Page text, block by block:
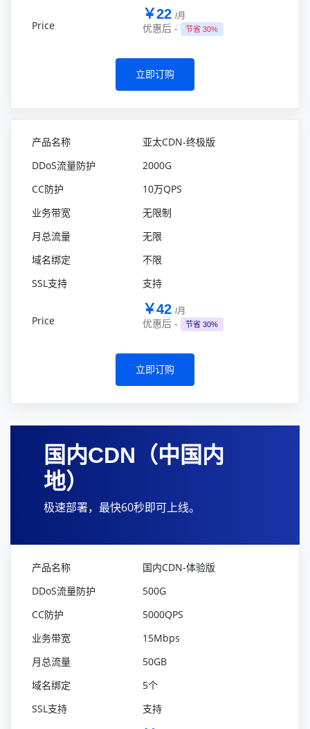
￥22 /月
优惠后 - 节省 30%
立即订购
亚太CDN-终极版
2000G
10万QPS
无限制
无限
不限
支持
￥42 /月
优惠后 - 节省 30%
立即订购
国内CDN（中国内
地）
极速部署，最快60秒即可上线。
国内CDN-体验版
500G
5000QPS
15Mbps
50GB
5个
支持